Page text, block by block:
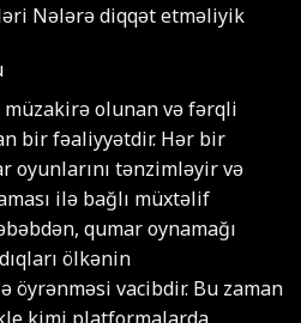
Nələrə diqqət etməliyik
olunan və fərqli
bir fəaliyyətdir. Hər bir
oyunlarını tənzimləyir və
ilə bağlı müxtəlif
qumar oynamağı
ölkənin
vacibdir. Bu zaman